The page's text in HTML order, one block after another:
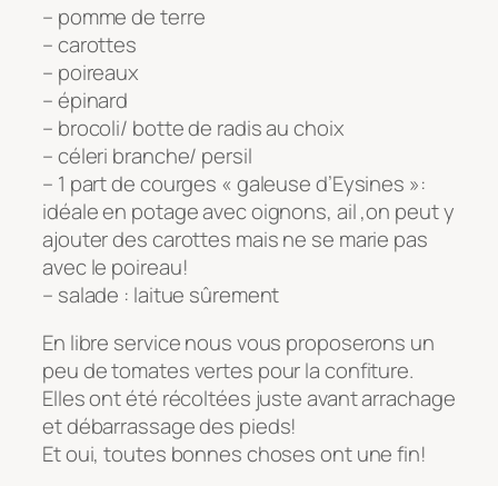
– pomme de terre
– carottes
– poireaux
– épinard
– brocoli/ botte de radis au choix
– céleri branche/ persil
– 1 part de courges « galeuse d’Eysines »:
idéale en potage avec oignons, ail ,on peut y
ajouter des carottes mais ne se marie pas
avec le poireau!
– salade : laitue sûrement
En libre service nous vous proposerons un
peu de tomates vertes pour la confiture.
Elles ont été récoltées juste avant arrachage
et débarrassage des pieds!
Et oui, toutes bonnes choses ont une fin!